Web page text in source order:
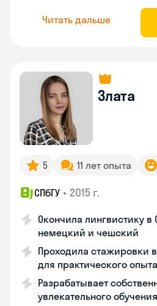
Читать дальше
Злата
5 11 лет опыта
СПбГУ • 2015 г.
Окончила лингвистику в
немецкий и чешский
Проходила стажировки
для практического опыта
Разрабатывает
увлекательного обучения